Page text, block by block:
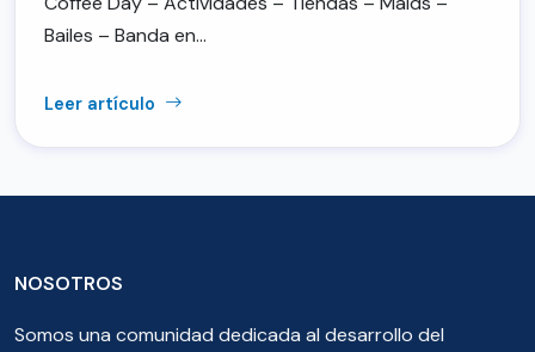
Bailes – Banda en…
Leer artículo
NOSOTROS
Somos una comunidad dedicada al desarrollo del